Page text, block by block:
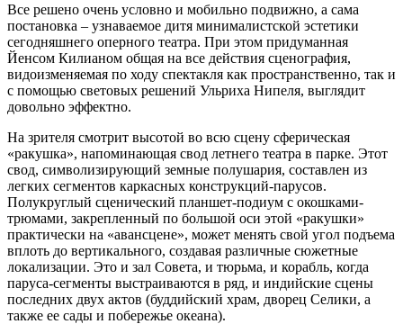
Все решено очень условно и мобильно подвижно, а сама
постановка – узнаваемое дитя минималистской эстетики
сегодняшнего оперного театра. При этом придуманная
Йенсом Килианом общая на все действия сценография,
видоизменяемая по ходу спектакля как пространственно, так и
с помощью световых решений Ульриха Нипеля, выглядит
довольно эффектно.
На зрителя смотрит высотой во всю сцену сферическая
«ракушка», напоминающая свод летнего театра в парке. Этот
свод, символизирующий земные полушария, составлен из
легких сегментов каркасных конструкций-парусов.
Полукруглый сценический планшет-подиум с окошками-
трюмами, закрепленный по большой оси этой «ракушки»
практически на «авансцене», может менять свой угол подъема
вплоть до вертикального, создавая различные сюжетные
локализации. Это и зал Совета, и тюрьма, и корабль, когда
паруса-сегменты выстраиваются в ряд, и индийские сцены
последних двух актов (буддийский храм, дворец Селики, а
также ее сады и побережье океана).